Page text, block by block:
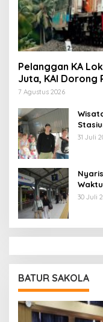
Pelanggan KA
Juta, KAI
Berbasis
7 Agustus 2026
Jawa
31 Juli
30 Juli
BATUR SAKOLA